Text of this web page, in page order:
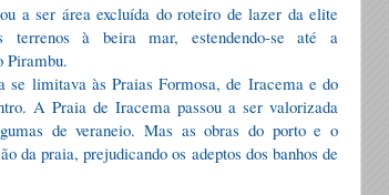
a ser área excluída do roteiro de lazer da elite
terrenos à beira mar, estendendo-se até a
Pirambu.
se limitava às Praias Formosa, de Iracema e do
A Praia de Iracema passou a ser valorizada
de veraneio. Mas as obras do porto e o
da praia, prejudicando os adeptos dos banhos de